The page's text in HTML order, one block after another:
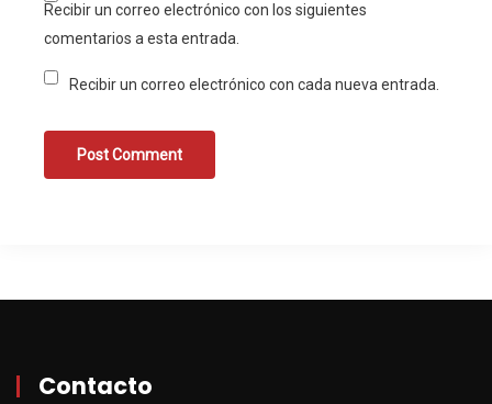
Recibir un correo electrónico con los siguientes
comentarios a esta entrada.
Recibir un correo electrónico con cada nueva entrada.
Contacto